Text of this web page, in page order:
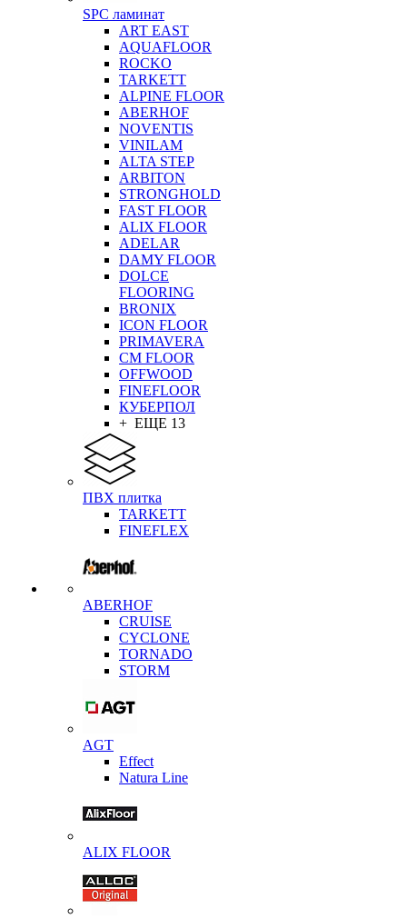
SPC ламинат
ART EAST
AQUAFLOOR
ROCKO
TARKETT
ALPINE FLOOR
ABERHOF
NOVENTIS
VINILAM
ALTA STEP
ARBITON
STRONGHOLD
FAST FLOOR
ALIX FLOOR
ADELAR
DAMY FLOOR
DOLCE
FLOORING
BRONIX
ICON FLOOR
PRIMAVERA
CM FLOOR
OFFWOOD
FINEFLOOR
КУБЕРПОЛ
+ ЕЩЕ 13
ПВХ плитка
TARKETT
FINEFLEX
ABERHOF
CRUISE
CYCLONE
TORNADO
STORM
AGT
Effect
Natura Line
ALIX FLOOR